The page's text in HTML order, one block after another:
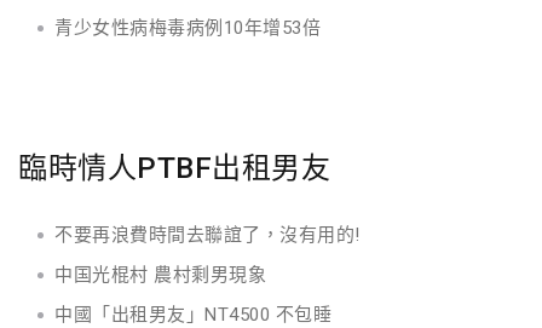
青少女性病梅毒病例10年增53倍
臨時情人PTBF出租男友
不要再浪費時間去聯誼了，沒有用的!
中国光棍村 農村剩男現象
中國「出租男友」NT4500 不包睡